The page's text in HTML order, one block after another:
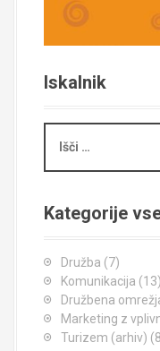
Iskalnik
č
Kategorije
Družba (7)
Komunikacija (13)
Družbena
Marketing z
Turizem (arhiv)